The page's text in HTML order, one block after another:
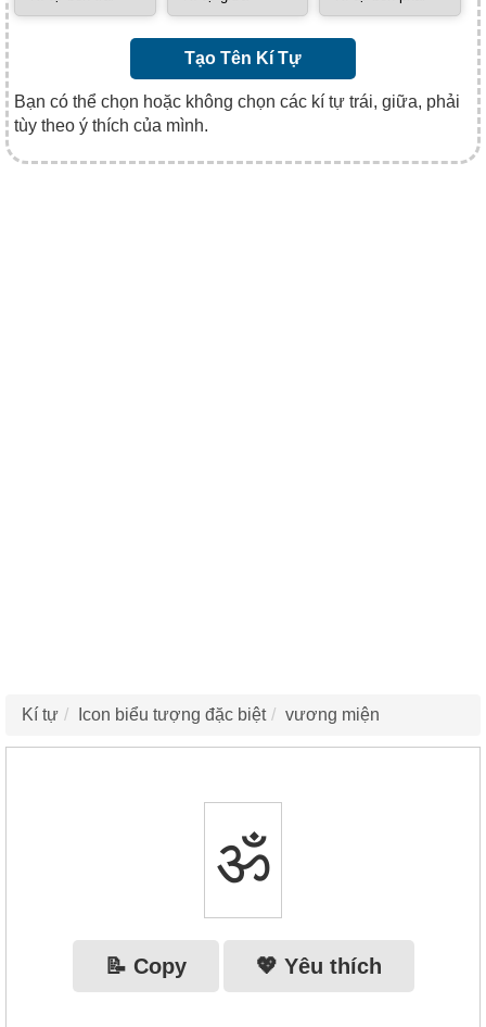
Tạo Tên Kí Tự
Bạn có thể chọn hoặc không chọn các kí tự trái, giữa, phải
tùy theo ý thích của mình.
Kí tự Icon biểu tượng đặc biệt vương miện
ॐ
📝 Copy 💖 Yêu thích